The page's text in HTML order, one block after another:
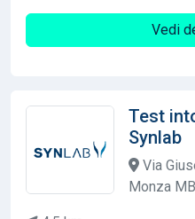
Vedi
Test
Synlab
Via
Monza